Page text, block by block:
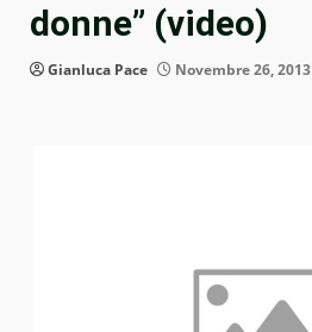
donne” (video)
Gianluca Pace Novembre 26, 2013